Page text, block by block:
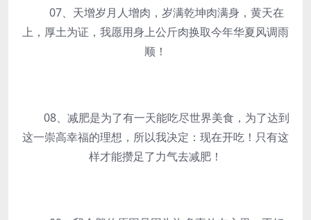
07、天增岁月人增肉，岁满乾坤肉满身，黄天在
上，厚土为证，我愿用身上公斤肉换取今年华夏风调雨
顺！
08、减肥是为了有一天能吃尽世界美食，为了达到
这一崇高幸福的理想，所以我决定：现在开吃！只有这
样才能攒足了力气去减肥！